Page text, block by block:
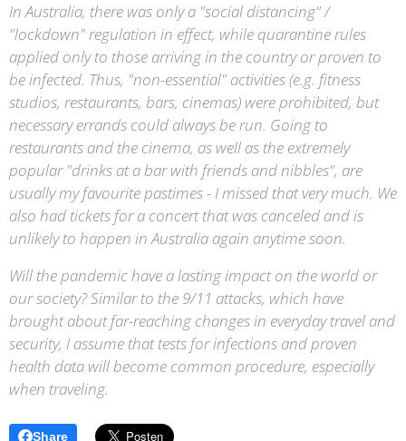
In Australia, there was only a "social distancing" /
"lockdown" regulation in effect, while quarantine rules
applied only to those arriving in the country or proven to
be infected. Thus, "non-essential" activities (e.g. fitness
studios, restaurants, bars, cinemas) were prohibited, but
necessary errands could always be run. Going to
restaurants and the cinema, as well as the extremely
popular "drinks at a bar with friends and nibbles", are
usually my favourite pastimes - I missed that very much. We
also had tickets for a concert that was canceled and is
unlikely to happen in Australia again anytime soon.
Will the pandemic have a lasting impact on the world or
our society? Similar to the 9/11 attacks, which have
brought about far-reaching changes in everyday travel and
security, I assume that tests for infections and proven
health data will become common procedure, especially
when traveling.
Share